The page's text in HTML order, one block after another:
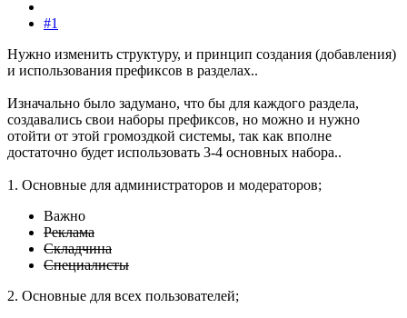
#1
Нужно изменить структуру, и принцип создания (добавления)
и использования префиксов в разделах..
Изначально было задумано, что бы для каждого раздела,
создавались свои наборы префиксов, но можно и нужно
отойти от этой громоздкой системы, так как вполне
достаточно будет использовать 3-4 основных набора..
1. Основные для администраторов и модераторов;
Важно
Реклама
Складчина
Специалисты
2. Основные для всех пользователей;